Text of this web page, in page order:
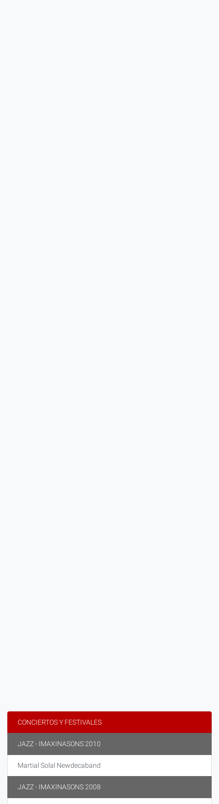
CONCIERTOS Y FESTIVALES
JAZZ - IMAXINASONS 2010
Martial Solal Newdecaband
JAZZ - IMAXINASONS 2008